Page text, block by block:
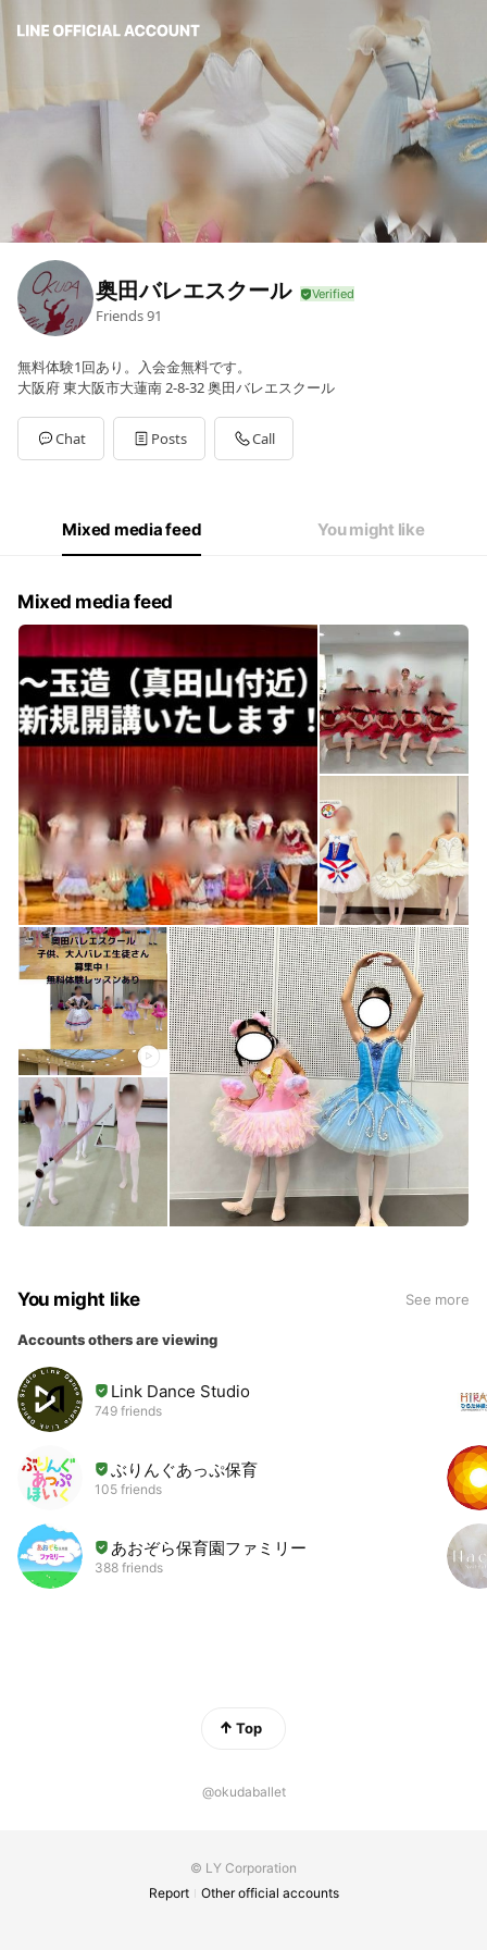
奥田バレエスクール
Friends91
無料体験1回あり。入会金無料です。
大阪府 東大阪市大蓮南 2-8-32 奥田バレエスクール
Chat Posts Call
Mixed media feed You might like
Mixed media feed
You might like See more
Accounts others are viewing
Link Dance Studio
749 friends
ぶりんぐあっぷ保育
105 friends
あおぞら保育園ファミリー
388 friends
Top
@okudaballet
© LY Corporation
Report
Other official accounts